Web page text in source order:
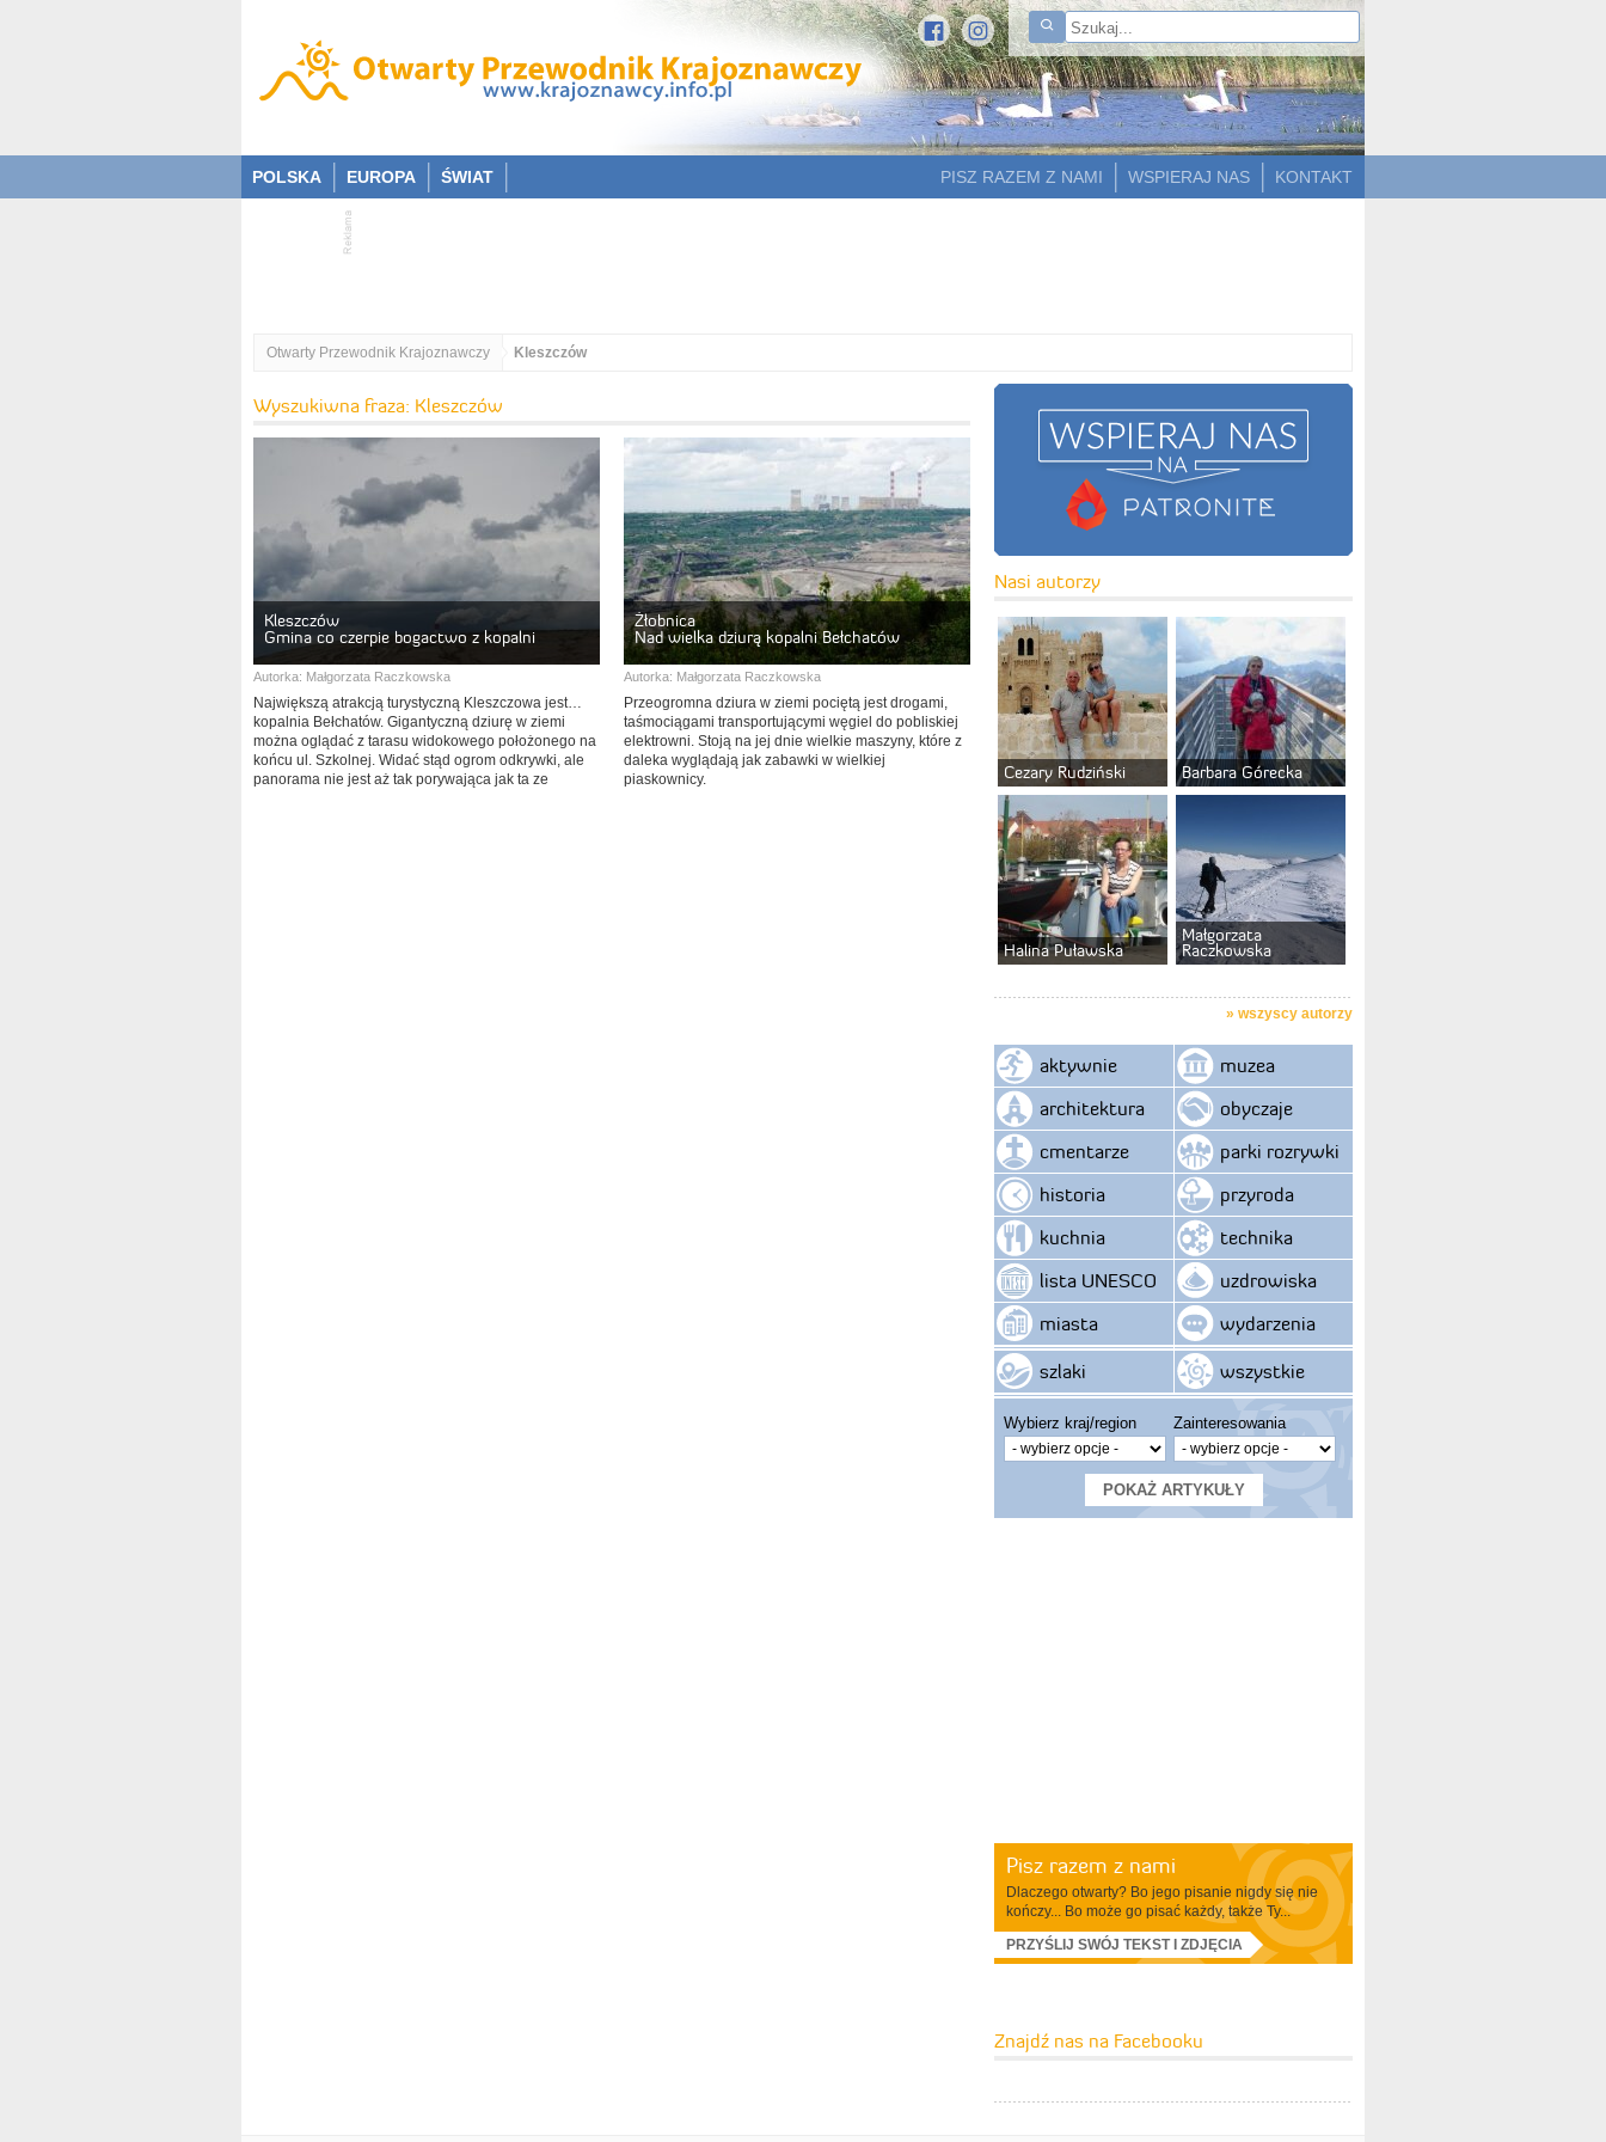
POLSKA EUROPA ŚWIAT KONTAKT
WSPIERAJ NAS
PISZ RAZEM Z NAMI
Otwarty Przewodnik Krajoznawczy Kleszczów
Wyszukiwna fraza: Kleszczów
Kleszczów
Gmina co czerpie bogactwo z kopalni
Autorka: Małgorzata Raczkowska
Największą atrakcją turystyczną Kleszczowa jest…
kopalnia Bełchatów. Gigantyczną dziurę w ziemi
można oglądać z tarasu widokowego położonego na
końcu ul. Szkolnej. Widać stąd ogrom odkrywki, ale
panorama nie jest aż tak porywająca jak ta ze
Żłobnica
Nad wielka dziurą kopalni Bełchatów
Autorka: Małgorzata Raczkowska
Przeogromna dziura w ziemi pociętą jest drogami,
taśmociągami transportującymi węgiel do pobliskiej
elektrowni. Stoją na jej dnie wielkie maszyny, które z
daleka wyglądają jak zabawki w wielkiej
piaskownicy.
Nasi autorzy
Cezary Rudziński Barbara Górecka
Halina Puławska
Małgorzata
Raczkowska
» wszyscy autorzy
aktywnie
architektura
cmentarze
historia
kuchnia
lista UNESCO
miasta
szlaki
muzea
obyczaje
parki rozrywki
przyroda
technika
uzdrowiska
wydarzenia
wszystkie
Wybierz kraj/region Zainteresowania
Pisz razem z nami
Dlaczego otwarty? Bo jego pisanie nigdy się nie
kończy... Bo może go pisać każdy, także Ty...
PRZYŚLIJ SWÓJ TEKST I ZDJĘCIA
Znajdź nas na Facebooku